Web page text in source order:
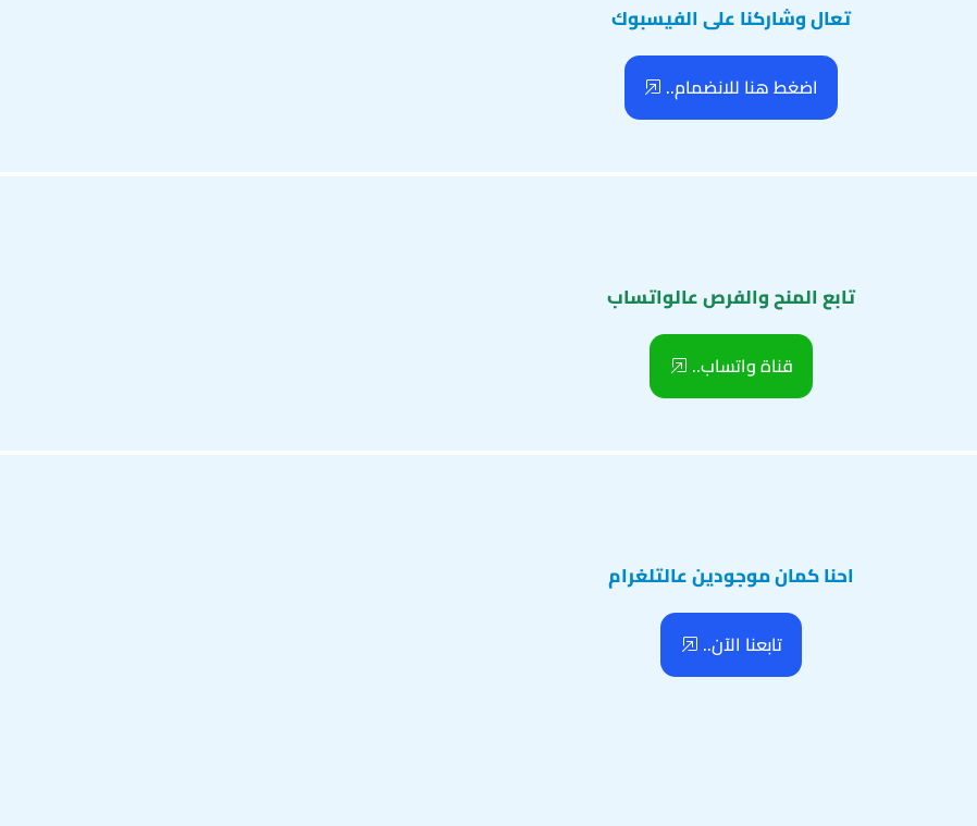
تعال وشاركنا على الفيسبوك
اضغط هنا للانضمام..
تابع المنح والفرص عالواتساب
قناة واتساب..
احنا كمان موجودين عالتلغرام
تابعنا الآن..